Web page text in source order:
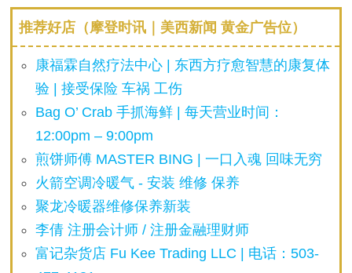
推荐好店（摩登时讯｜美西新闻 黄金广告位）
康福霖自然疗法中心 | 东西方疗愈智慧的康复体
验 | 接受保险 车祸 工伤
Bag O’ Crab 手抓海鲜 | 每天营业时间：
12:00pm – 9:00pm
煎饼师傅 MASTER BING | 一口入魂 回味无穷
火箭空调冷暖气 - 安装 维修 保养
聚龙冷暖器维修保养新装
李倩 注册会计师 / 注册金融理财师
富记杂货店 Fu Kee Trading LLC | 电话：503-